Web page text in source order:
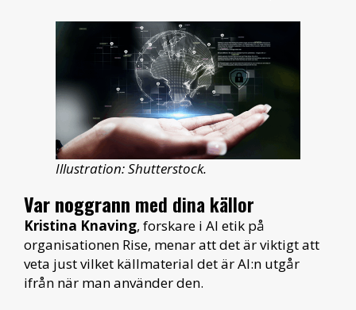
Illustration: Shutterstock.
Var noggrann med dina källor
Kristina Knaving, forskare i AI etik på
organisationen Rise, menar att det är viktigt att
veta just vilket källmaterial det är AI:n utgår
ifrån när man använder den.